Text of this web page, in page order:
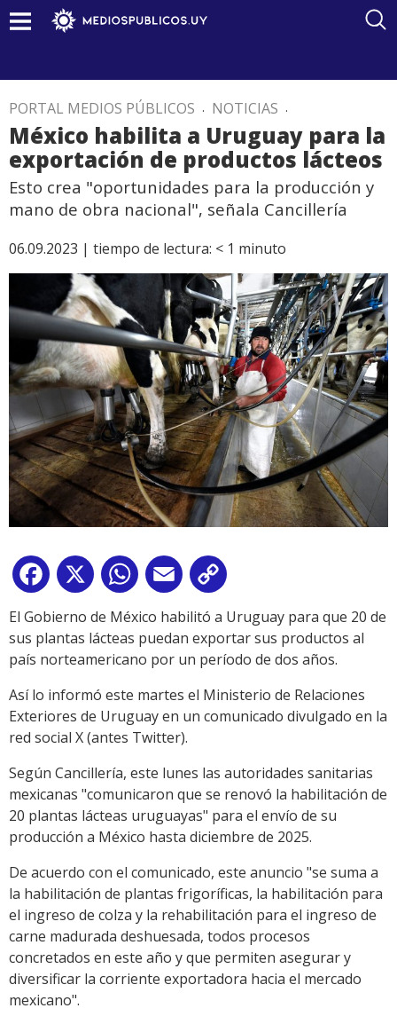
PORTAL MEDIOS PÚBLICOS . NOTICIAS .
México habilita a Uruguay para la
exportación de productos lácteos
Esto crea "oportunidades para la producción y
mano de obra nacional", señala Cancillería
06.09.2023 | tiempo de lectura: < 1 minuto
Facebook
X WhatsApp
Email
Link
El Gobierno de México habilitó a Uruguay para que 20 de
sus plantas lácteas puedan exportar sus productos al
país norteamericano por un período de dos años.
Así lo informó este martes el Ministerio de Relaciones
Exteriores de Uruguay en un comunicado divulgado en la
red social X (antes Twitter).
Según Cancillería, este lunes las autoridades sanitarias
mexicanas "comunicaron que se renovó la habilitación de
20 plantas lácteas uruguayas" para el envío de su
producción a México hasta diciembre de 2025.
De acuerdo con el comunicado, este anuncio "se suma a
la habilitación de plantas frigoríficas, la habilitación para
el ingreso de colza y la rehabilitación para el ingreso de
carne madurada deshuesada, todos procesos
concretados en este año y que permiten asegurar y
diversificar la corriente exportadora hacia el mercado
mexicano".